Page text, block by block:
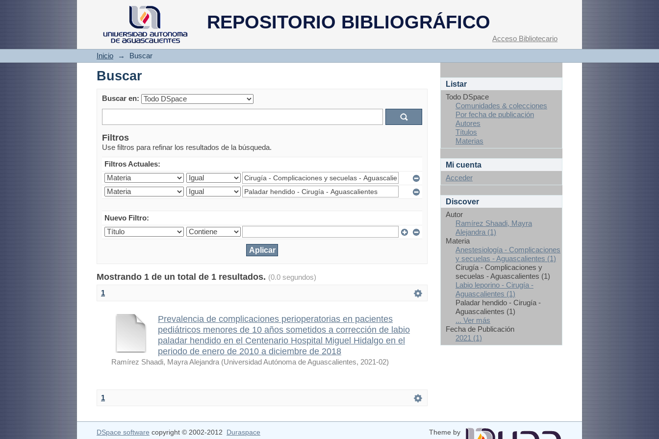
REPOSITORIO BIBLIOGRÁFICO
Buscar
Acceso Bibliotecario
Inicio → Buscar
Buscar
Buscar en:
Filtros
Use filtros para refinar los resultados de la búsqueda.
Filtros Actuales:
Nuevo Filtro:
Mostrando 1 de un total de 1 resultados. (0.0 segundos)
1
Prevalencia de complicaciones perioperatorias en pacientes
pediátricos menores de 10 años sometidos a corrección de labio
paladar hendido en el Centenario Hospital Miguel Hidalgo en el
periodo de enero de 2010 a diciembre de 2018
Ramírez Shaadi, Mayra Alejandra (Universidad Autónoma de Aguascalientes, 2021-02)
1
Listar
Todo DSpace
Comunidades & colecciones
Por fecha de publicación
Autores
Títulos
Materias
Mi cuenta
Acceder
Discover
Autor
Ramírez Shaadi, Mayra
Alejandra (1)
Materia
Anestesiología - Complicaciones
y secuelas - Aguascalientes (1)
Cirugía - Complicaciones y
secuelas - Aguascalientes (1)
Labio leporino - Cirugía -
Aguascalientes (1)
Paladar hendido - Cirugía -
Aguascalientes (1)
... Ver más
Fecha de Publicación
2021 (1)
DSpace software copyright © 2002-2012 Duraspace Theme by